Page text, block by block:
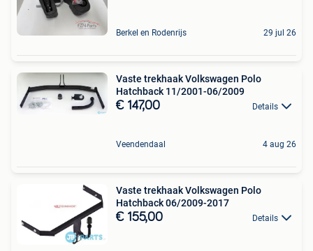
Berkel en Rodenrijs 29 jul 26
Vaste trekhaak Volkswagen Polo
Hatchback 11/2001-06/2009
€ 147,00 Details
Veendendaal 4 aug 26
Vaste trekhaak Volkswagen Polo
Hatchback 06/2009-2017
€ 155,00 Details